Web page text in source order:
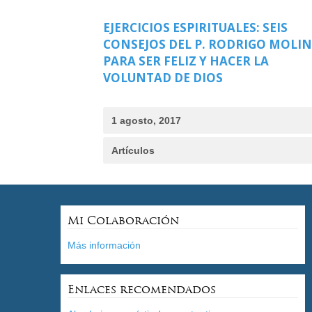
EJERCICIOS ESPIRITUALES: SEIS
CONSEJOS DEL P. RODRIGO
PARA SER FELIZ Y HACER LA
VOLUNTAD DE DIOS
1 agosto, 2017
Artículos
Mi Colaboración
Más información
Enlaces recomendados